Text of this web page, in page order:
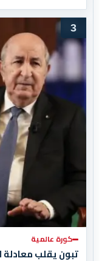
3
كورة عالمية
تبون يقلب معادلة